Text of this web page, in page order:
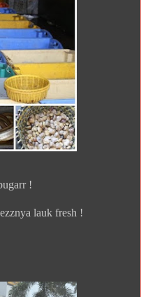
!
lauk fresh !